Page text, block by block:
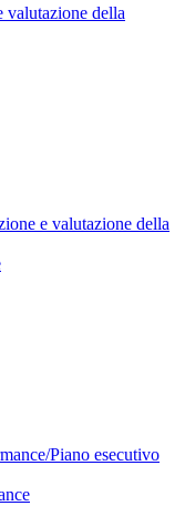
valutazione della
e valutazione della
Piano esecutivo